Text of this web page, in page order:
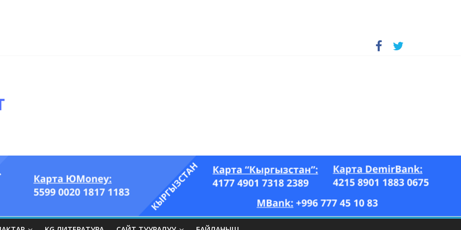
өпкөсүнө, бөйрөгүнө суук тийгизип алган…” (Динара БЕЙШЕНАЛИЕВА, “Азия Ньюс” гезити, 26.07–17.08.2023-ж.)